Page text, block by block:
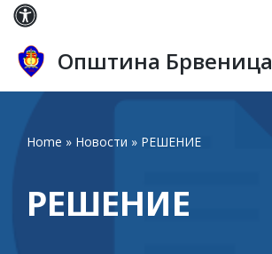
Skip
to
content
Општина Брвеница
Home » Новости » РЕШЕНИЕ
РЕШЕНИЕ